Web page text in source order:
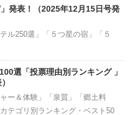
発表！（2025年12月15日号発
ル250選」「５つ星の宿」「５
選「投票理由別ランキング 」
ー＆体験」「泉質」「郷土料
テゴリ別ランキング・ベスト50